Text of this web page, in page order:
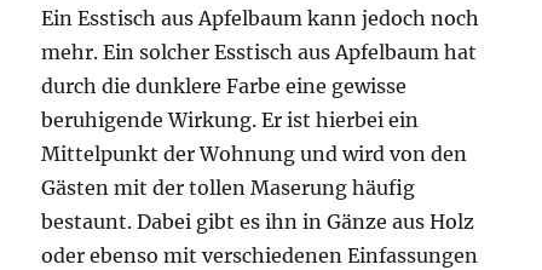
Ein Esstisch aus Apfelbaum kann jedoch noch
mehr. Ein solcher Esstisch aus Apfelbaum hat
durch die dunklere Farbe eine gewisse
beruhigende Wirkung. Er ist hierbei ein
Mittelpunkt der Wohnung und wird von den
Gästen mit der tollen Maserung häufig
bestaunt. Dabei gibt es ihn in Gänze aus Holz
oder ebenso mit verschiedenen Einfassungen